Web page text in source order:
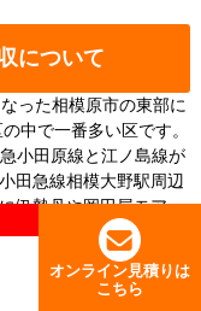
オンライン見積りは
こちら
について
った相模原市の東部に
中で一番多い区です。
小田原線と江ノ島線が
田急線相模大野駅周辺
伊勢丹や岡田屋モアー
や家族連れでにぎやか
ております。
オンライン見積りは
こちら